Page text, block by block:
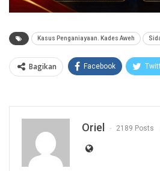
Kasus Penganiayaan. Kades Aweh
Bagikan Facebook
Oriel 2189 Posts